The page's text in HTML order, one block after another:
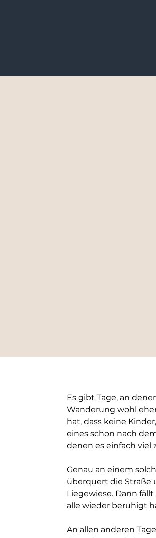
Es gibt Tage, an
Wanderung wohl
hat, dass keine
eines schon nach
denen es einfach viel
Genau an einem
überquert die Straße
Liegewiese. Dann
alle wieder beruhigt
An allen anderen